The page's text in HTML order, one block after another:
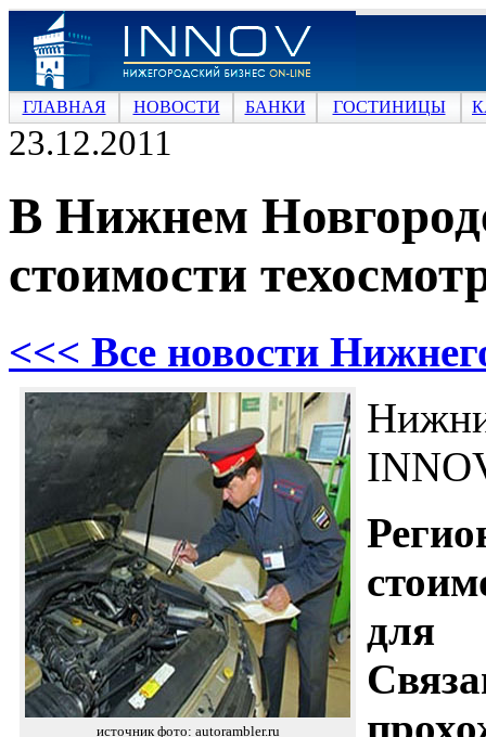
ГЛАВНАЯ НОВОСТИ БАНКИ ГОСТИНИЦЫ
23.12.2011
В Нижнем
стоимости
<<< Все новости
источник фото: autorambler.ru
для